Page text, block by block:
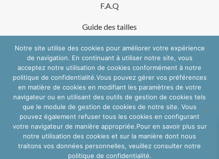
F.A.Q
Guide des tailles
Mentions Légales
Conditions Générales de Vente
Suivre sur les réseaux
Notre site utilise des cookies pour améliorer votre expérience
de navigation. En continuant à utiliser notre site, vous
acceptez notre utilisation de cookies conformément à notre
politique de confidentialité.Vous pouvez gérer vos préférences
en matière de cookies en modifiant les paramètres de votre
navigateur ou en utilisant des outils de gestion de cookies tels
que le module de gestion de cookies de notre site. Vous
pouvez également refuser tous les cookies en configurant
votre navigateur de manière appropriée.Pour en savoir plus sur
notre utilisation des cookies et sur la manière dont nous
traitons vos données personnelles, veuillez consulter notre
politique de confidentialité.